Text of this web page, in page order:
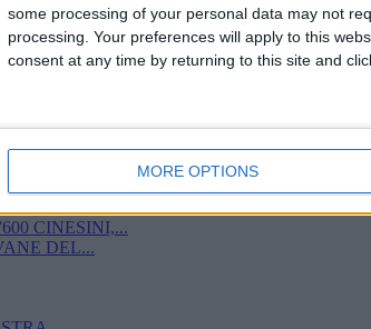
some processing of your personal data may not
processing. Your preferences will apply to this
consent at any time by returning to this site and
MORE OPTIONS
CINESINI,...
DEL...